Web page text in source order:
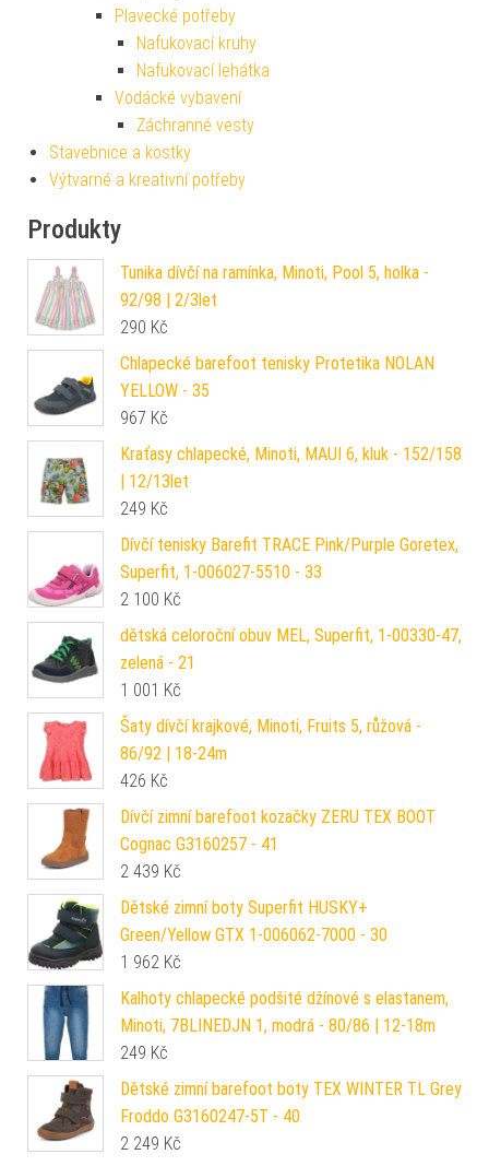
Plavecké potřeby
Nafukovací kruhy
Nafukovací lehátka
Vodácké vybavení
Záchranné vesty
Stavebnice a kostky
Výtvarné a kreativní potřeby
Produkty
Tunika dívčí na ramínka, Minoti, Pool 5, holka -
92/98 | 2/3let
290 Kč
Chlapecké barefoot tenisky Protetika NOLAN
YELLOW - 35
967 Kč
Kraťasy chlapecké, Minoti, MAUI 6, kluk - 152/158
| 12/13let
249 Kč
Dívčí tenisky Barefit TRACE Pink/Purple Goretex,
Superfit, 1-006027-5510 - 33
2 100 Kč
dětská celoroční obuv MEL, Superfit, 1-00330-47,
zelená - 21
1 001 Kč
Šaty dívčí krajkové, Minoti, Fruits 5, růžová -
86/92 | 18-24m
426 Kč
Dívčí zimní barefoot kozačky ZERU TEX BOOT
Cognac G3160257 - 41
2 439 Kč
Dětské zimní boty Superfit HUSKY+
Green/Yellow GTX 1-006062-7000 - 30
1 962 Kč
Kalhoty chlapecké podšité džínové s elastanem,
Minoti, 7BLINEDJN 1, modrá - 80/86 | 12-18m
249 Kč
Dětské zimní barefoot boty TEX WINTER TL Grey
Froddo G3160247-5T - 40
2 249 Kč